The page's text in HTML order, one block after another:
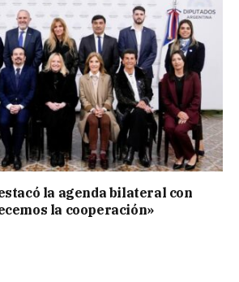
la agenda bilateral con
la cooperación»